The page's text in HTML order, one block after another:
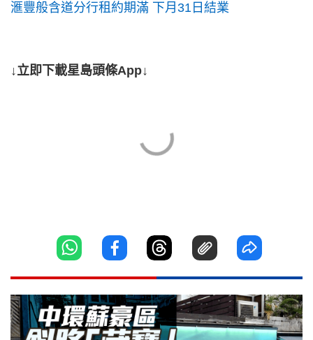
滙豐般含道分行租約期滿 下月31日結業
↓立即下載星島頭條App↓